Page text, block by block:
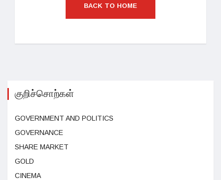
BACK TO HOME
குறிச்சொற்கள்
GOVERNMENT AND POLITICS
GOVERNANCE
SHARE MARKET
GOLD
CINEMA